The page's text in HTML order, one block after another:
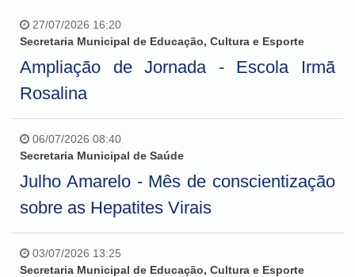
27/07/2026 16:20
Secretaria Municipal de Educação, Cultura e Esporte
Ampliação de Jornada - Escola Irmã
Rosalina
06/07/2026 08:40
Secretaria Municipal de Saúde
Julho Amarelo - Mês de conscientização
sobre as Hepatites Virais
03/07/2026 13:25
Secretaria Municipal de Educação, Cultura e Esporte